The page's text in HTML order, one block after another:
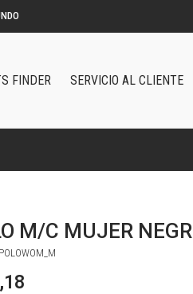
FINDER SERVICIO AL CLIENTE
M/C MUJER